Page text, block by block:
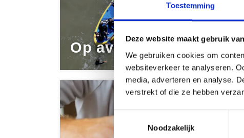
Toestemming
Deze website maakt gebruik
We gebruiken cookies om
websiteverkeer te analyseren.
media, adverteren en analyse.
verstrekt of die ze hebben
Toestemmingsselectie
Noodzakelijk
Op avontuur